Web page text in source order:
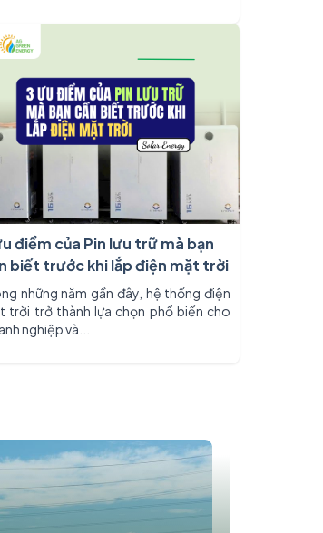
điểm của Pin lưu trữ mà bạn
biết trước khi lắp điện mặt trời
những năm gần đây, hệ thống điện
trời trở thành lựa chọn phổ biến cho
nghiệp và...